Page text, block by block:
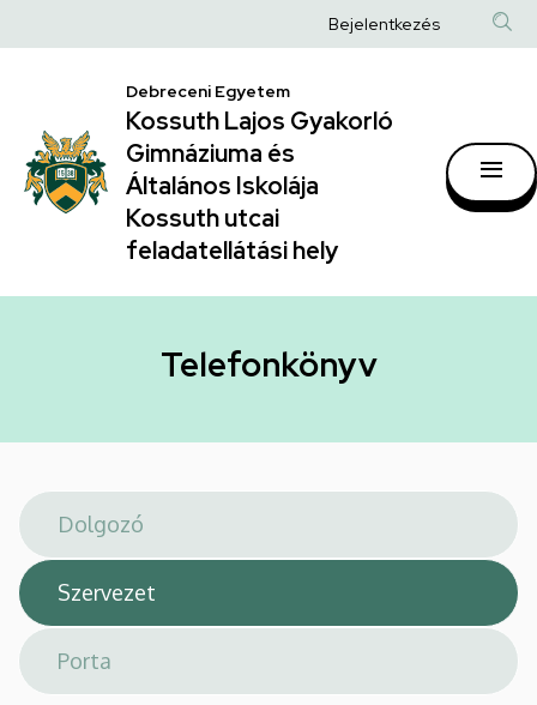
|
Kossuth
Lajos
Gyakorló
Gimnáziuma
Általános
hely
a
Anonim
fiók
Bejelentkezés
Debreceni Egyetem
Kossuth Lajos Gyakorló
Gimnáziuma és
Általános Iskolája
Kossuth utcai
feladatellátási hely
Telefonkönyv